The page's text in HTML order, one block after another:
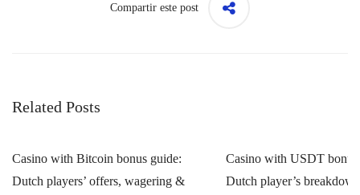
Compartir este post
Related Posts
Casino with Bitcoin bonus guide:
Dutch players’ offers, wagering &
Casino with USDT
Dutch player’s breakdown